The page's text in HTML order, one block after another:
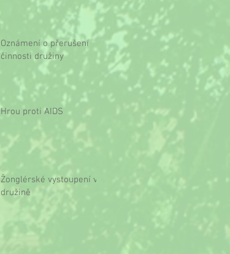
Oznámení o přerušení
činnosti družiny
Hrou proti AIDS
Žonglérské vystoupení v
družině